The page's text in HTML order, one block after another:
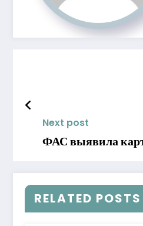
Next post
ФАС выявила
RELATED POSTS